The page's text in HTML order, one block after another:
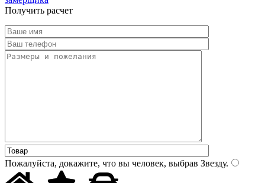
Получить расчет
Пожалуйста, докажите, что вы человек, выбрав Звезду.